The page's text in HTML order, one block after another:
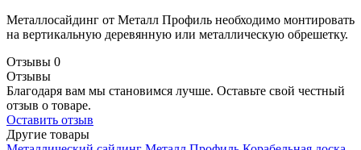
Металлосайдинг от Металл Профиль необходимо монтировать
на вертикальную деревянную или металлическую обрешетку.
Отзывы 0
Отзывы
Благодаря вам мы становимся лучше. Оставьте свой честный
отзыв о товаре.
Оставить отзыв
Другие товары